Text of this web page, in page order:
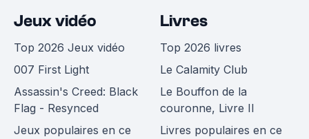
Jeux vidéo
Top 2026 Jeux vidéo
007 First Light
Assassin's Creed: Black
Flag - Resynced
Jeux populaires en ce
Livres
Top 2026 livres
Le Calamity Club
Le Bouffon de la
couronne, Livre II
Livres populaires en ce